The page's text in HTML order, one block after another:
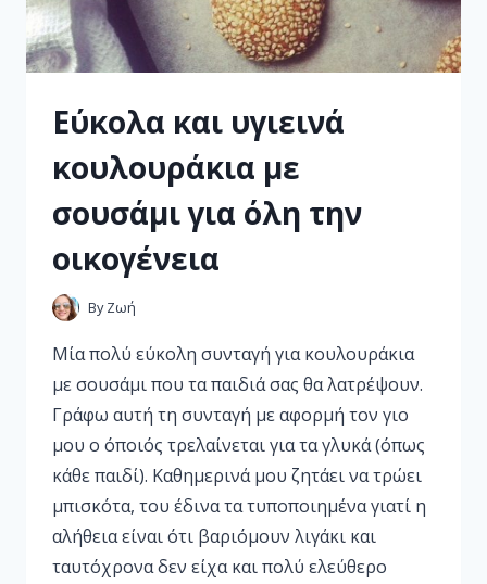
Εύκολα και υγιεινά
κουλουράκια με
σουσάμι για όλη την
οικογένεια
By Ζωή
Μία πολύ εύκολη συνταγή για κουλουράκια
με σουσάμι που τα παιδιά σας θα λατρέψουν.
Γράφω αυτή τη συνταγή με αφορμή τον γιο
μου ο όποιός τρελαίνεται για τα γλυκά (όπως
κάθε παιδί). Καθημερινά μου ζητάει να τρώει
μπισκότα, του έδινα τα τυποποιημένα γιατί η
αλήθεια είναι ότι βαριόμουν λιγάκι και
ταυτόχρονα δεν είχα και πολύ ελεύθερο